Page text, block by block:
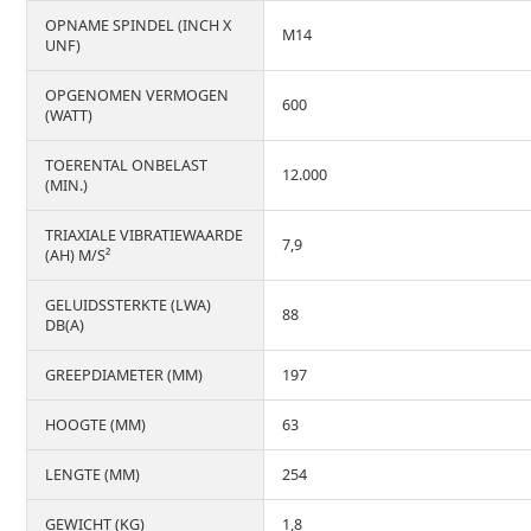
OPNAME SPINDEL (INCH X
UNF)
M14
OPGENOMEN VERMOGEN
(WATT)
600
TOERENTAL ONBELAST
(MIN.)
12.000
TRIAXIALE VIBRATIEWAARDE
(AH) M/S²
7,9
GELUIDSSTERKTE (LWA)
DB(A)
88
GREEPDIAMETER (MM) 197
HOOGTE (MM) 63
LENGTE (MM) 254
GEWICHT (KG) 1,8